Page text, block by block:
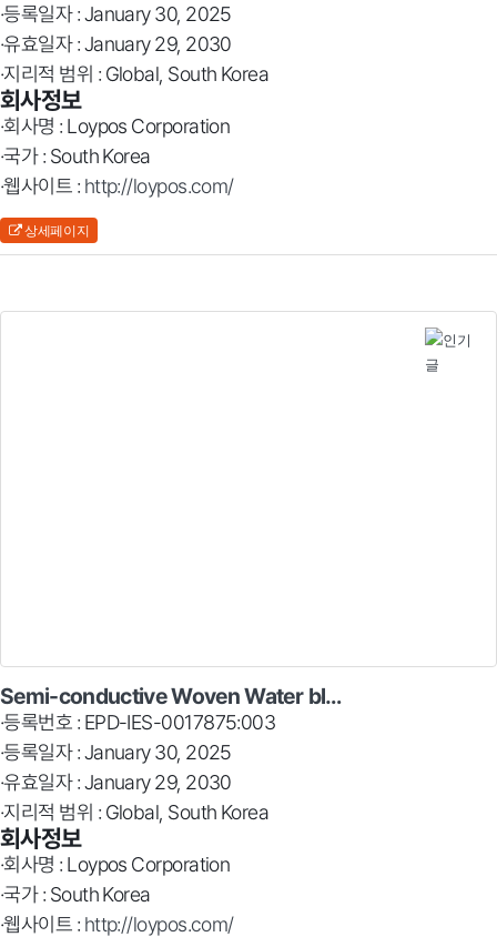
·등록일자 : January 30, 2025
·유효일자 : January 29, 2030
·지리적 범위 : Global, South Korea
회사정보
·회사명 : Loypos Corporation
·국가 : South Korea
·웹사이트 : http://loypos.com/
상세페이지
Semi-conductive Woven Water bl…
·등록번호 : EPD-IES-0017875:003
·등록일자 : January 30, 2025
·유효일자 : January 29, 2030
·지리적 범위 : Global, South Korea
회사정보
·회사명 : Loypos Corporation
·국가 : South Korea
·웹사이트 : http://loypos.com/